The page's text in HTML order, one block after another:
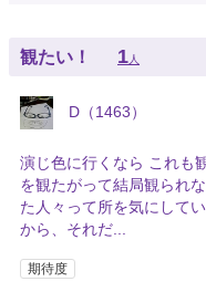
観たい！ 1人
D（1463）
演じ色に行くなら これも
を観たがって結局観られ
た人々って所を気にして
から、それだ...
期待度